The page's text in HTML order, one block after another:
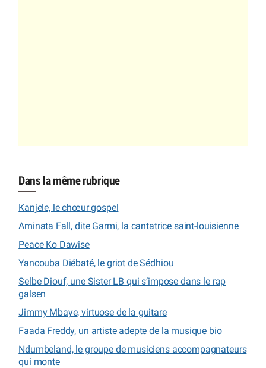
Dans la même rubrique
Kanjele, le chœur gospel
Aminata Fall, dite Garmi, la cantatrice saint-louisienne
Peace Ko Dawise
Yancouba Diébaté, le griot de Sédhiou
Selbe Diouf, une Sister LB qui s’impose dans le rap
galsen
Jimmy Mbaye, virtuose de la guitare
Faada Freddy, un artiste adepte de la musique bio
Ndumbeland, le groupe de musiciens accompagnateurs
qui monte